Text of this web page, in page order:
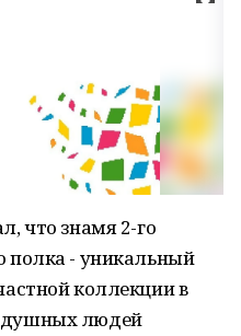
что знамя 2-го
полка - уникальный
коллекции в
людей